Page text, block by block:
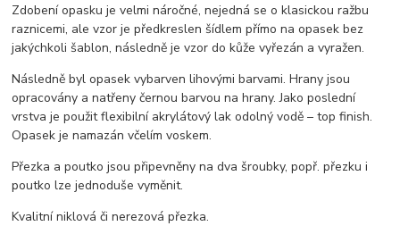
Zdobení opasku je velmi náročné, nejedná se o klasickou ražbu
raznicemi, ale vzor je předkreslen šídlem přímo na opasek bez
jakýchkoli šablon, následně je vzor do kůže vyřezán a vyražen.
Následně byl opasek vybarven lihovými barvami. Hrany jsou
opracovány a natřeny černou barvou na hrany. Jako poslední
vrstva je použit flexibilní akrylátový lak odolný vodě – top finish.
Opasek je namazán včelím voskem.
Přezka a poutko jsou připevněny na dva šroubky, popř. přezku i
poutko lze jednoduše vyměnit.
Kvalitní niklová či nerezová přezka.